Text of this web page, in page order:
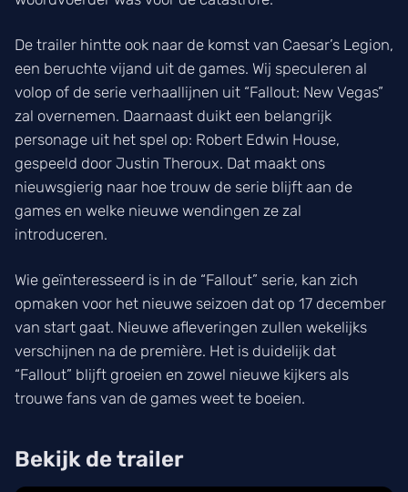
De trailer hintte ook naar de komst van Caesar’s Legion,
een beruchte vijand uit de games. Wij speculeren al
volop of de serie verhaallijnen uit “Fallout: New Vegas”
zal overnemen. Daarnaast duikt een belangrijk
personage uit het spel op: Robert Edwin House,
gespeeld door Justin Theroux. Dat maakt ons
nieuwsgierig naar hoe trouw de serie blijft aan de
games en welke nieuwe wendingen ze zal
introduceren.
Wie geïnteresseerd is in de “Fallout” serie, kan zich
opmaken voor het nieuwe seizoen dat op 17 december
van start gaat. Nieuwe afleveringen zullen wekelijks
verschijnen na de première. Het is duidelijk dat
“Fallout” blijft groeien en zowel nieuwe kijkers als
trouwe fans van de games weet te boeien.
Bekijk de trailer